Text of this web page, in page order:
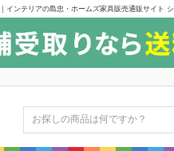
テリアの島忠・ホームズ家具販売通販サイト シ